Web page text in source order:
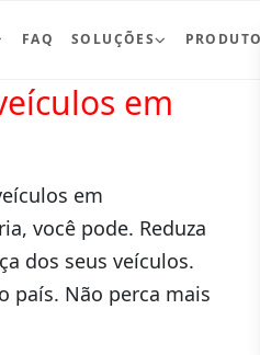
FAQ SOLUÇÕES
em
em
você pode. Reduza
dos seus veículos.
país. Não perca mais